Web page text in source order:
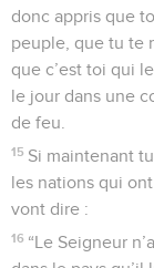
donc appris que
peuple, que tu te
que c’est toi qui
le jour dans une
de feu.
15 Si maintenant
les nations qui
vont dire :
16 “Le Seigneur